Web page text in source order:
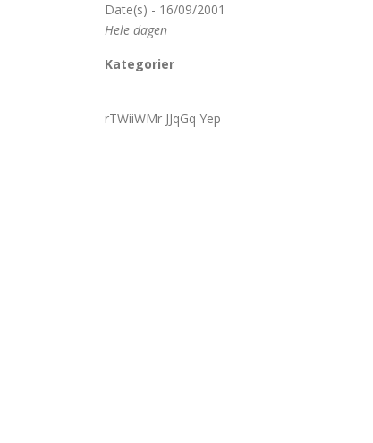
Date(s) - 16/09/2001
Hele dagen
Kategorier
rTWiiWMr JJqGq Yep